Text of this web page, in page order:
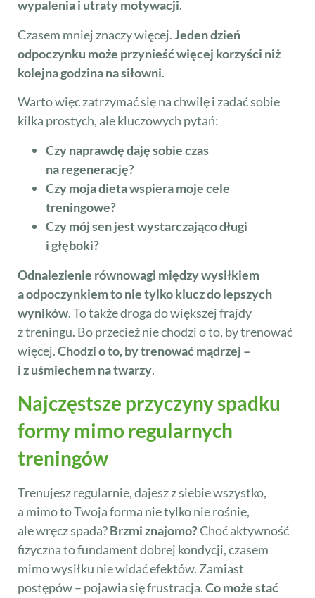
wypalenia i utraty motywacji.
Czasem mniej znaczy więcej.Jeden dzień
odpoczynku może przynieść więcej korzyści niż
kolejna godzina na siłowni.
Warto więc zatrzymać się na chwilę i zadać sobie
kilka prostych, ale kluczowych pytań:
Czy naprawdę daję sobie czas
na regenerację?
Czy moja dieta wspiera moje cele
treningowe?
Czy mój sen jest wystarczająco długi
i głęboki?
Odnalezienie równowagi między wysiłkiem
a odpoczynkiem to nie tylko klucz do lepszych
wyników. To także droga do większej frajdy
z treningu. Bo przecież nie chodzi o to, by trenować
więcej.Chodzi o to, by trenować mądrzej –
i z uśmiechem na twarzy.
Najczęstsze przyczyny spadku
formy mimo regularnych
treningów
Trenujesz regularnie, dajesz z siebie wszystko,
a mimo to Twoja forma nie tylko nie rośnie,
ale wręcz spada?Brzmi znajomo?Choć aktywność
fizyczna to fundament dobrej kondycji, czasem
mimo wysiłku nie widać efektów. Zamiast
postępów – pojawia się frustracja.Co może stać